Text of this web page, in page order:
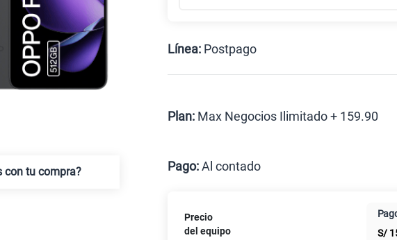
con tu compra?
Línea: Postpago
Plan: Max Negocios Ilimitado + 159.90
Paga solo
Pago:Al contado
Cuotas
Precio
del equipo
S/